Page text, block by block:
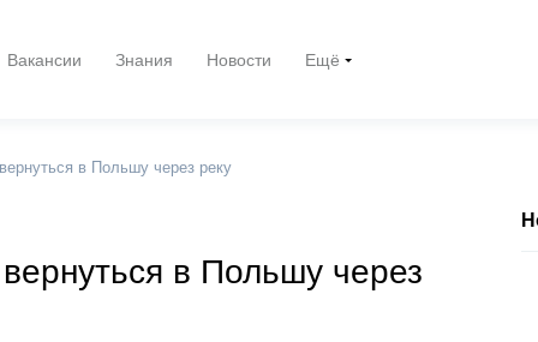
Вакансии Знания Новости Ещё
в Польшу через реку
в Польшу через